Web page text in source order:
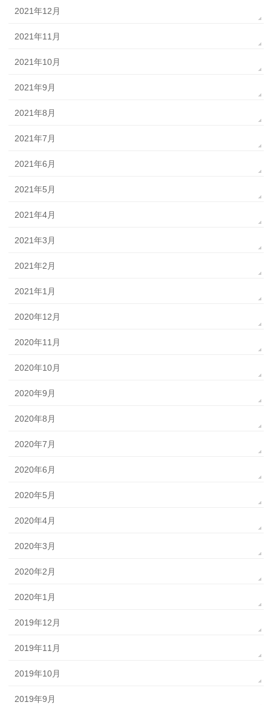
2021年12月
2021年11月
2021年10月
2021年9月
2021年8月
2021年7月
2021年6月
2021年5月
2021年4月
2021年3月
2021年2月
2021年1月
2020年12月
2020年11月
2020年10月
2020年9月
2020年8月
2020年7月
2020年6月
2020年5月
2020年4月
2020年3月
2020年2月
2020年1月
2019年12月
2019年11月
2019年10月
2019年9月